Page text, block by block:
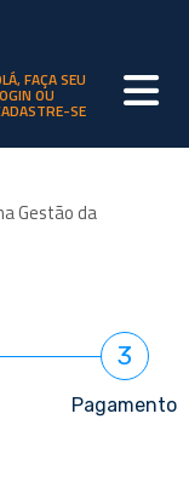
FAÇA SEU
OU
SE
Gestão da
3
Pagamento